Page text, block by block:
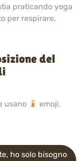
praticando yoga
per respirare,
del
usano emoji.
ho solo bisogno